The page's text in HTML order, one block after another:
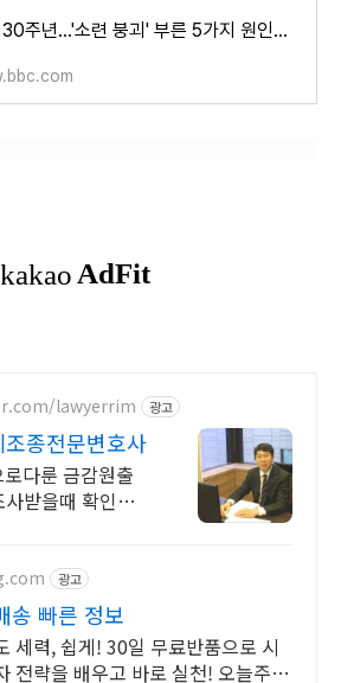
해체 30주년...'소련 붕괴' 부른 5가지 원인은? - BBC News 코리아
lawyerrim 광고
종전문변호사
다룬 금감원출
받을때 확인하
능
광고
송 빠른 정보
세력, 쉽게! 30일 무료반품으로 시
전략을 배우고 바로 실천! 오늘주문